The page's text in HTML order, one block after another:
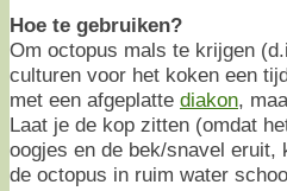
Hoe te gebruiken?
Om octopus mals te krijgen
culturen voor het koken een
met een afgeplatte diakon,
Laat je de kop zitten (omdat
oogjes en de bek/snavel eruit,
de octopus in ruim water